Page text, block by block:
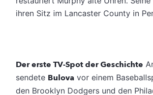
ihren Sitz im Lancaster County in
Der erste TV-Spot der Geschichte
sendete Bulova vor einem
den Brooklyn Dodgers und den